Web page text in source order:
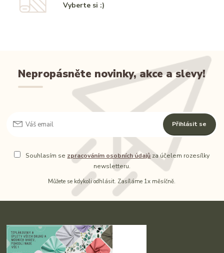
Vyberte si :)
Nepropásněte novinky, akce a slevy!
Přihlásit se
Souhlasím se zpracováním osobních údajů za účelem rozesílky
newsletteru.
Můžete se kdykoli odhlásit. Zasíláme 1x měsíčně.